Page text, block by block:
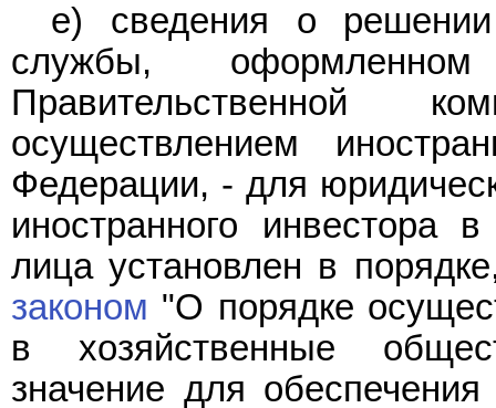
е) сведения о решении
службы,
Правительственной
осуществлением
Федерации, - для
иностранного инвестора
лица установлен в
законом "О порядке
в хозяйственные
значение для